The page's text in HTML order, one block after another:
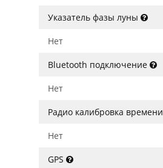
Указатель фазы луны
Нет
Bluetooth подключение
Нет
Радио калибровка времени
Нет
GPS